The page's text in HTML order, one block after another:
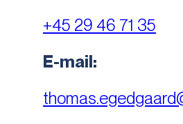
+45 29 46 71 35
E-mail: